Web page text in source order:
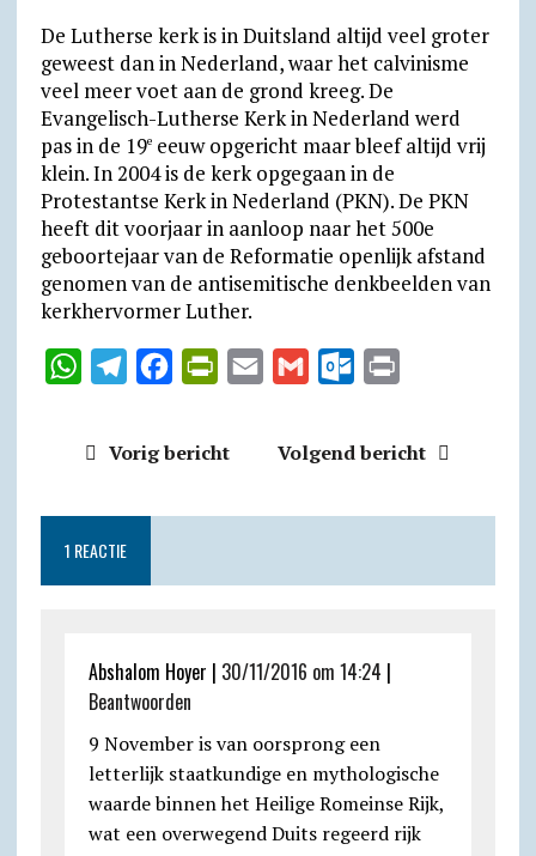
De Lutherse kerk is in Duitsland altijd veel groter
geweest dan in Nederland, waar het calvinisme
veel meer voet aan de grond kreeg. De
Evangelisch-Lutherse Kerk in Nederland werd
pas in de 19eeeuw opgericht maar bleef altijd vrij
klein. In 2004 is de kerk opgegaan in de
Protestantse Kerk in Nederland (PKN). De PKN
heeft dit voorjaar in aanloop naar het 500e
geboortejaar van de Reformatie openlijk afstand
genomen van de antisemitische denkbeelden van
kerkhervormer Luther.
W
s
A
p
T
g
r
a
b
o
t
r
y
l
l
o
k
t
Vorig bericht Volgend bericht
1 REACTIE
Abshalom Hoyer | 30/11/2016 om 14:24 |
Beantwoorden
9 November is van oorsprong een
letterlijk staatkundige en mythologische
waarde binnen het Heilige Romeinse Rijk,
wat een overwegend Duits regeerd rijk